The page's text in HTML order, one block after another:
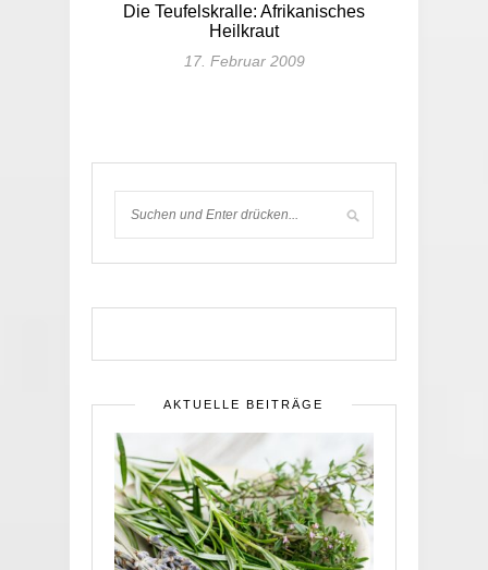
Die Teufelskralle: Afrikanisches
Heilkraut
17. Februar 2009
AKTUELLE BEITRÄGE